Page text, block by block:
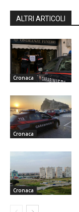
ALTRI ARTICOLI
Cronaca
Cronaca
Cronaca